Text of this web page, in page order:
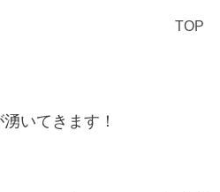
TOP
いてきます！